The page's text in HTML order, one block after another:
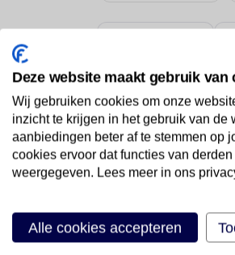
Waarom dit
4-sterren
Deze website maakt gebruik van
Wij gebruiken cookies om onze
inzicht te krijgen in het gebruik van de
aanbiedingen beter af te stemmen op
cookies ervoor dat functies van
weergegeven. Lees meer in ons
Alle cookies accepteren